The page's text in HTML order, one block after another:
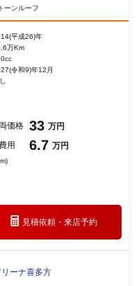
ーンルーフ
平成26)年
万Km
令和9)年12月
価格 33 万円
用
6.7 万円
見積依頼・来店予約
ーナ喜多方